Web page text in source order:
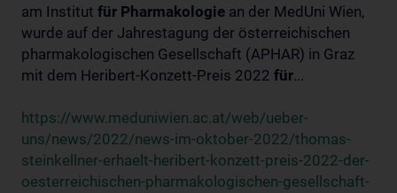
am Institut für Pharmakologie an der MedUni Wien,
wurde auf der Jahrestagung der österreichischen
pharmakologischen Gesellschaft (APHAR) in Graz
mit dem Heribert-Konzett-Preis 2022 für...
https://www.meduniwien.ac.at/web/ueber-
uns/news/2022/news-im-oktober-2022/thomas-
steinkellner-erhaelt-heribert-konzett-preis-2022-der-
oesterreichischen-pharmakologischen-gesellschaft-